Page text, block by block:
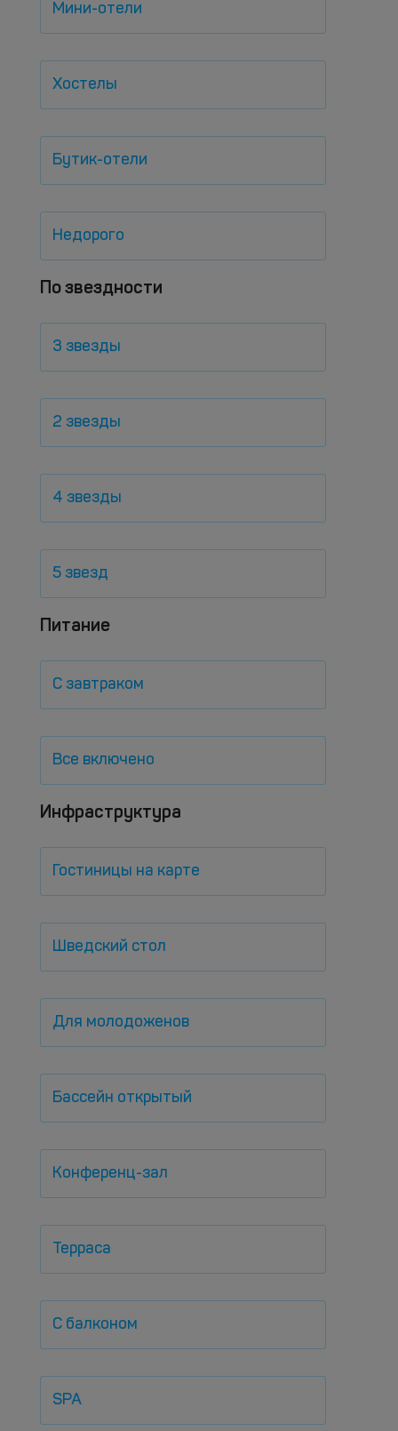
Мини-отели
Хостелы
Бутик-отели
Недорого
По звездности
3 звезды
2 звезды
4 звезды
5 звезд
Питание
С завтраком
Все включено
Инфраструктура
Гостиницы на карте
Шведский стол
Для молодоженов
Бассейн открытый
Конференц-зал
Терраса
С балконом
SPA